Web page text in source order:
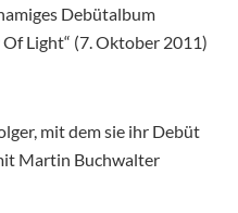
Debütalbum
Light“ (7. Oktober 2011)
mit dem sie ihr Debüt
Martin Buchwalter